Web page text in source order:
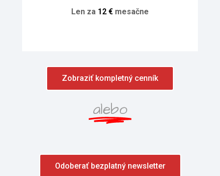
Len za 1 2 € mesačne
Zobraziť kompletný cenník
alebo
Odoberať bezplatný newsletter